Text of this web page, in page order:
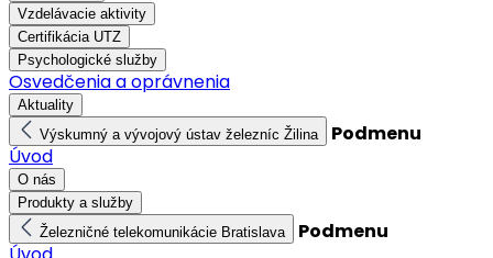
Vzdelávacie aktivity
Certifikácia UTZ
Psychologické služby
Osvedčenia a oprávnenia
Aktuality
Výskumný a vývojový ústav železníc Žilina
Podmenu
Úvod
O nás
Produkty a služby
Železničné telekomunikácie Bratislava
Podmenu